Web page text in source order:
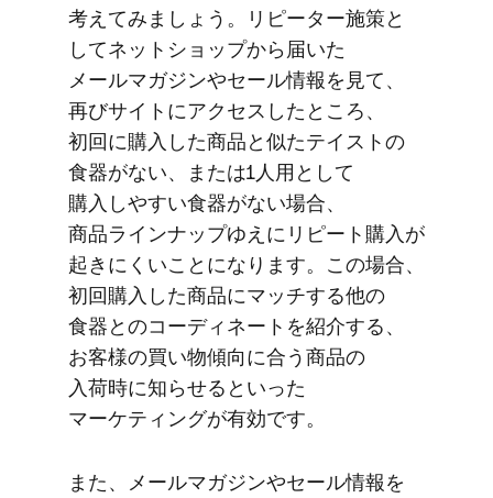
考えてみましょう。​リピーター施策と​
して​ネットショップから​届いた​
メールマガジンや​セール情報を​見て、​
再びサイトに​アクセスした​ところ、​
初回に​購入した​商品と​似た​テイストの​
食器が​ない、​または​1人用と​して​
購入しやすい​食器が​ない​場合、​
商品ラインナップゆえに​リピート購入が​
起きにくいことになります。​この​場合、​
初回購入した​商品に​マッチする​他の​
食器との​コーディネートを​紹介する、​
お客様の​買い物傾向に​合う​商品の​
入荷時に​知らせると​いった​
マーケティングが​有効です。
また、​メールマガジンや​セール情報を​